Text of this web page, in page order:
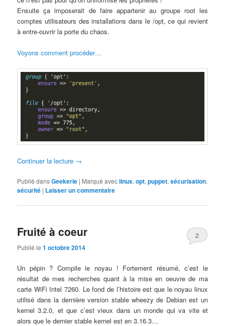
Ensuite ça imposerait de faire appartenir au groupe root les
comptes utilisateurs des installations dans le /opt, ce qui revient
à entre-ouvrir la porte du chaos.
Voyons comment procéder…
Continuer la lecture →
Publié dansGeekerie | Marqué aveclinux,opt,puppet,sécurisation,
sécurité | Laisser un commentaire
Fruité à coeur
Publié le1 octobre 2014
2
Un pépin ? Compile le noyau ! Fortement résumé, c’est le
résultat de mes recherches quant à la mise en oeuvre de ma
carte WiFi Intel 7260. Le fond de l’histoire est que le noyau linux
utilisé dans la dernière version stable wheezy de Debian est un
kernel 3.2.0, et que c’est vieux dans un monde qui va vite et
alors que le dernier stable kernel est en 3.16.3…